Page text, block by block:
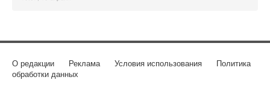
О редакции Реклама Условия использования
Политика
обработки данных